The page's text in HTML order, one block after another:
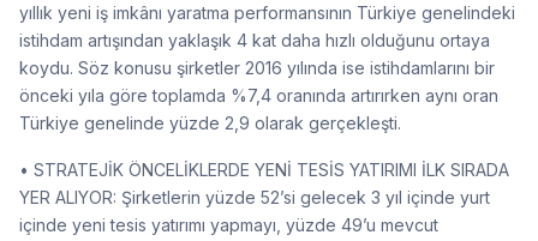
yıllık yeni iş imkânı yaratma performansının Türkiye genelindeki
istihdam artışından yaklaşık 4 kat daha hızlı olduğunu ortaya
koydu. Söz konusu şirketler 2016 yılında ise istihdamlarını bir
önceki yıla göre toplamda %7,4 oranında artırırken aynı oran
Türkiye genelinde yüzde 2,9 olarak gerçekleşti.
• STRATEJİK ÖNCELİKLERDE YENİ TESİS YATIRIMI İLK SIRADA
YER ALIYOR: Şirketlerin yüzde 52’si gelecek 3 yıl içinde yurt
içinde yeni tesis yatırımı yapmayı, yüzde 49’u mevcut